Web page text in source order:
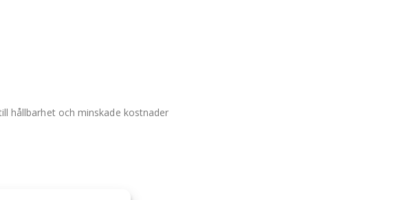
hållbarhet och minskade kostnader